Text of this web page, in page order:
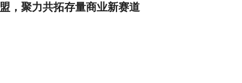
，聚力共拓存量商业新赛道